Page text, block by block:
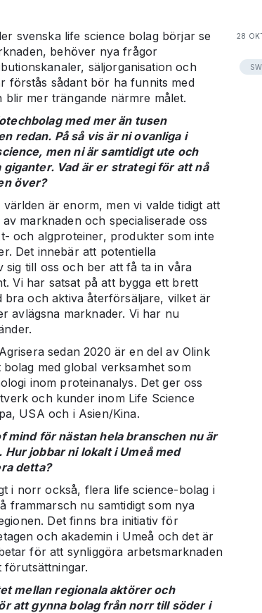
28
svenska life science bolag börjar se
behöver nya frågor
säljorganisation och
förstås sådant bör ha funnits med
blir mer trängande närmre målet.
med mer än tusen
redan. På så vis är ni ovanliga i
men ni är samtidigt ute och
Vad är er strategi för att nå
över?
är enorm, men vi valde tidigt att
marknaden och specialiserade oss
och algproteiner, produkter som inte
Det innebär att potentiella
sig till oss och ber att få ta in våra
Vi har satsat på att bygga ett brett
bra och aktiva återförsäljare, vilket är
avlägsna marknader. Vi har nu
sedan 2020 är en del av Olink
med global verksamhet som
inom proteinanalys. Det ger oss
och kunder inom Life Science
USA och i Asien/Kina.
mind för nästan hela branschen nu är
jobbar ni lokalt i Umeå med
detta?
i norr också, flera life science-bolag i
frammarsch nu samtidigt som nya
Det finns bra initiativ för
och akademin i Umeå och det är
för att synliggöra arbetsmarknaden
mellan regionala aktörer och
att gynna bolag från norr till söder i